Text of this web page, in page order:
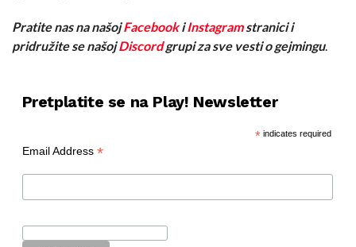
Pratite nas na našojFacebookiInstagramstranici i
pridružite se našojDiscordgrupi za sve vesti o gejmingu.
Pretplatite se na Play! Newsletter
*indicates required
Email Address *